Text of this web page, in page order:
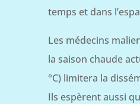
temps et dans
Les médecins
la saison chaude
°C) limitera la
Ils espèrent aussi